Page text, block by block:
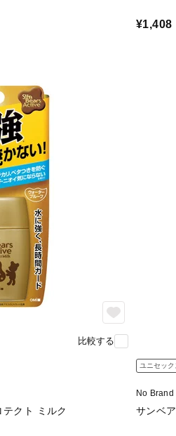
¥1,408
比較する
クト ミルク
ユニセック
No Brand
サンベ